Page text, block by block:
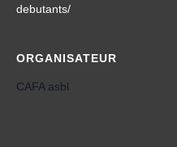
debutants/
ORGANISATEUR
CAFA asbl